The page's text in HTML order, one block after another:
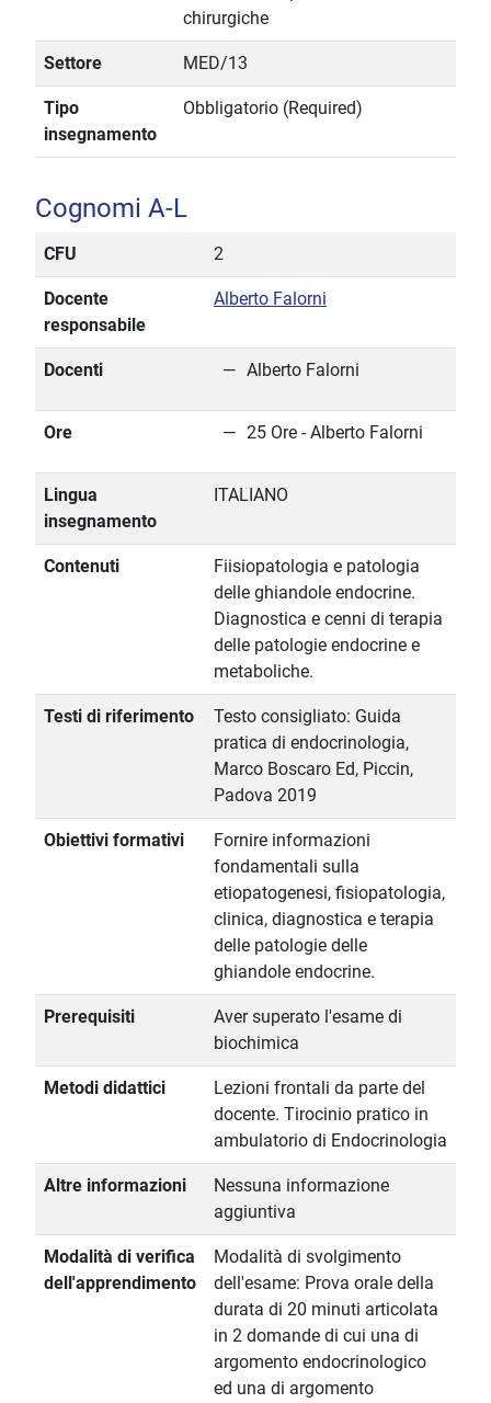
chirurgiche
Settore MED/13
Tipo
insegnamento
Obbligatorio (Required)
Cognomi A-L
CFU 2
Docente
responsabile
Alberto Falorni
Docenti Alberto Falorni
Ore 25 Ore - Alberto Falorni
Lingua
insegnamento
ITALIANO
Contenuti
Fiisiopatologia e patologia
delle ghiandole endocrine.
Diagnostica e cenni di terapia
delle patologie endocrine e
metaboliche.
Testi di riferimento
Testo consigliato: Guida
pratica di endocrinologia,
Marco Boscaro Ed, Piccin,
Padova 2019
Obiettivi formativi
Fornire informazioni
fondamentali sulla
etiopatogenesi, fisiopatologia,
clinica, diagnostica e terapia
delle patologie delle
ghiandole endocrine.
Prerequisiti
Aver superato l'esame di
biochimica
Metodi didattici
Lezioni frontali da parte del
docente. Tirocinio pratico in
ambulatorio di Endocrinologia
Altre informazioni
Nessuna informazione
aggiuntiva
Modalità di verifica
dell'apprendimento
Modalità di svolgimento
dell'esame: Prova orale della
durata di 20 minuti articolata
in 2 domande di cui una di
argomento endocrinologico
ed una di argomento